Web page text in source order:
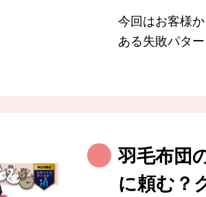
今回はお客様
ある失敗パタ
羽毛布団
に頼む？